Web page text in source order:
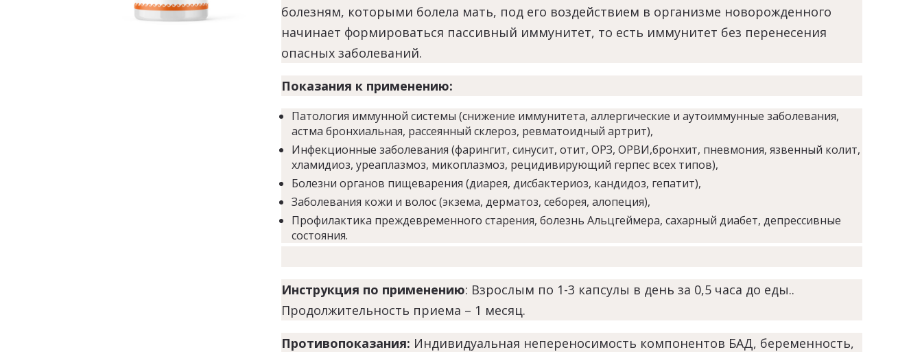
болезням, которыми болела мать, под его воздействием в организме новорожденного
начинает формироваться пассивный иммунитет, то есть иммунитет без перенесения
опасных заболеваний.
Показания к применению:
Патология иммунной системы (снижение иммунитета, аллергические и аутоиммунные заболевания,
астма бронхиальная, рассеянный склероз, ревматоидный артрит),
Инфекционные заболевания (фарингит, синусит, отит, ОРЗ, ОРВИ,бронхит, пневмония, язвенный колит,
хламидиоз, уреаплазмоз, микоплазмоз, рецидивирующий герпес всех типов),
Болезни органов пищеварения (диарея, дисбактериоз, кандидоз, гепатит),
Заболевания кожи и волос (экзема, дерматоз, себорея, алопеция),
Профилактика преждевременного старения, болезнь Альцгеймера, сахарный диабет, депрессивные
состояния.
Инструкция по применению: Взрослым по 1-3 капсулы в день за 0,5 часа до еды..
Продолжительность приема – 1 месяц.
Противопоказания: Индивидуальная непереносимость компонентов БАД, беременность,